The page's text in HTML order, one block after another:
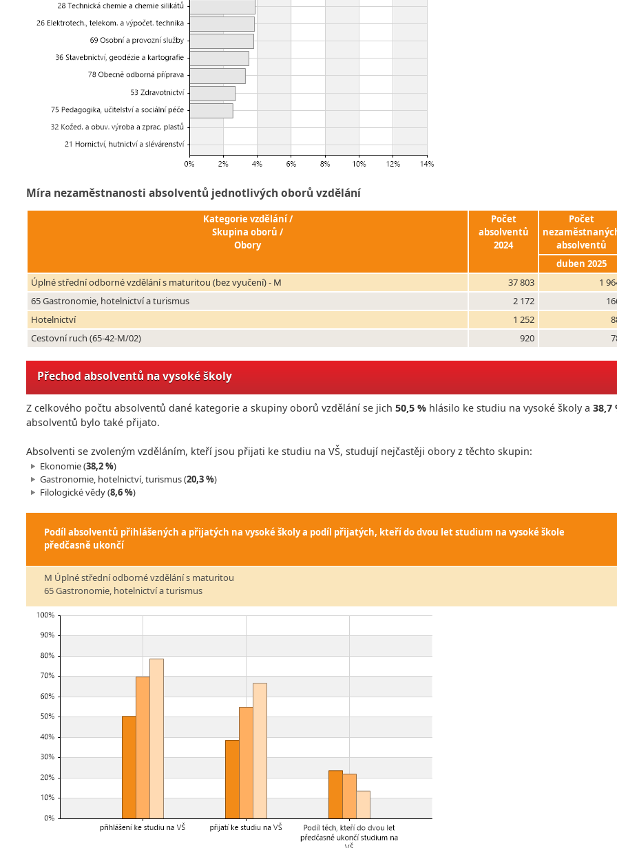
Míra nezaměstnanosti absolventů jednotlivých oborů vzdělání
Kategorie vzdělání /
Skupina oborů /
Obory
Počet
absolventů
2024
Počet
absolventů
duben 2025
Úplné střední odborné vzdělání s maturitou (bez vyučení) - M
37 803
1
65 Gastronomie, hotelnictví a turismus
2 172
Hotelnictví
1 252
Cestovní ruch (65-42-M/02)
920
Přechod absolventů na vysoké školy
Z celkového počtu absolventů dané kategorie a skupiny oborů vzdělání se jich 50,5 % hlásilo ke studiu na vysoké školy a 38,7
absolventů bylo také přijato.
Absolventi se zvoleným vzděláním, kteří jsou přijati ke studiu na VŠ, studují nejčastěji obory z těchto skupin:
Ekonomie (38,2 %)
Gastronomie, hotelnictví, turismus (20,3 %)
Filologické vědy (8,6 %)
Podíl absolventů přihlášených a přijatých na vysoké školy a podíl přijatých, kteří do dvou let studium na vysoké škole
předčasně ukončí
M Úplné střední odborné vzdělání s maturitou
65 Gastronomie, hotelnictví a turismus